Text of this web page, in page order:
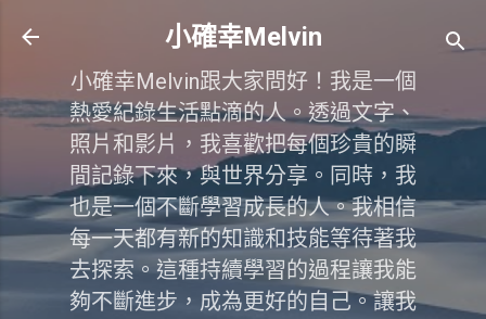
跳到主要內容
小確幸Melvin
小確幸Melvin跟大家問好！我是一個
熱愛紀錄生活點滴的人。透過文字、
照片和影片，我喜歡把每個珍貴的瞬
間記錄下來，與世界分享。同時，我
也是一個不斷學習成長的人。我相信
每一天都有新的知識和技能等待著我
去探索。這種持續學習的過程讓我能
夠不斷進步，成為更好的自己。讓我